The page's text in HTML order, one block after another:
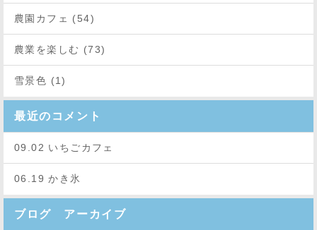
農園カフェ (54)
農業を楽しむ (73)
雪景色 (1)
最近のコメント
09.02 いちごカフェ
06.19 かき氷
ブログ アーカイブ